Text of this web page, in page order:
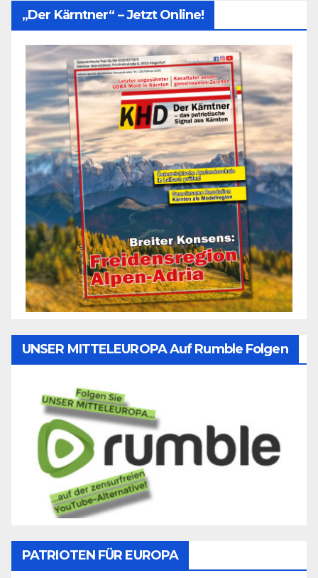
„Der Kärntner“ – Jetzt Online!
UNSER MITTELEUROPA Auf Rumble Folgen
PATRIOTEN FÜR EUROPA